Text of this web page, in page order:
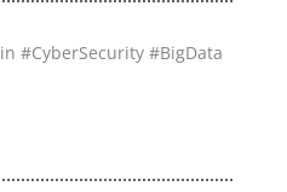
#CyberSecurity #BigData